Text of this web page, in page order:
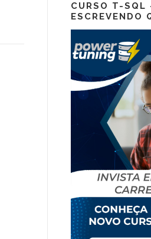
CURSO T-SQL
ESCREVENDO